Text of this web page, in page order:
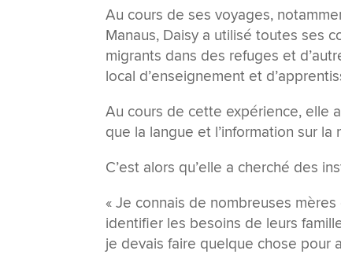
Au cours de ses voyages,
Manaus, Daisy a utilisé toutes ses
migrants dans des refuges et
local d’enseignement et
Au cours de cette expérience, elle
que la langue et l’information sur la
C’est alors qu’elle a cherché des
« Je connais de nombreuses
identifier les besoins de leurs
je devais faire quelque chose pour